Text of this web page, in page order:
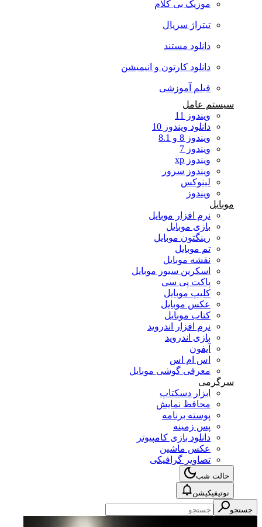
موزیک بی کلام
تیتراژ سریال
دانلود مستند
دانلود کارتون و انیمیشن
فیلم آموزشی
سیستم عامل
ویندوز 11
دانلود ویندوز 10
ویندوز 8 و 8.1
ویندوز 7
ویندوز xp
ویندوز سرور
لینوکس
ویندوز
موبایل
نرم افزار موبایل
بازی موبایل
رینگتون موبایل
تم موبایل
نقشه موبایل
اسکرین سیور موبایل
پاکت پی سی
کلیپ موبایل
عکس موبایل
کتاب موبایل
نرم افزار اندروید
بازی اندروید
آیفون
اس ام اس
معرفی گوشی موبایل
سرگرمی
ابزار دسکتاپ
محافظ نمایش
پوسته برنامه
پس زمینه
دانلود بازی کامپیوتر
عکس ماشین
تصاویر گرافیکی
حالت شب
نوتیفیکیشن
جستجو